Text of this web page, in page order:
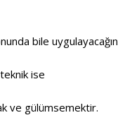
bile uygulayacağın
ise
ve gülümsemektir.